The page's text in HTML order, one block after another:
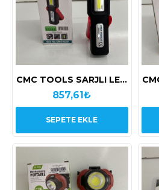
CMC TOOLS SARJLI LED
EL LAMBASI 240LM
CMC4250
857,61₺
SEPETE EKLE